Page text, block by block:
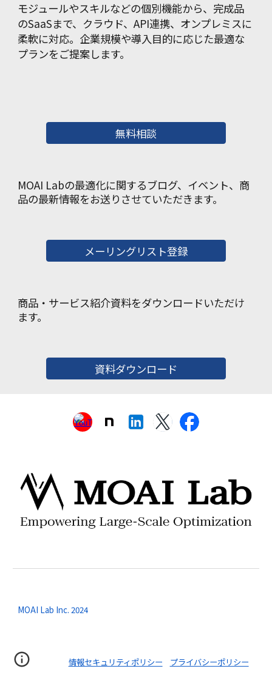
モジュールやスキルなどの個別機能から、完成品
のSaaSまで、クラウド、API連携、オンプレミスに
柔軟に対応。企業規模や導入目的に応じた最適な
プランをご提案します。
無料相談
MOAI Labの最適化に関するブログ、イベント、商
品の最新情報をお送りさせていただきます。
メーリングリスト登録
商品・サービス紹介資料をダウンロードいただけ
ます。
資料ダウンロード
MOAI Lab Inc. 2024
情報セキュリティポリシー プライバシーポリシー